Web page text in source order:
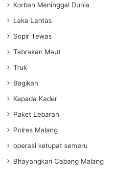
Korban Meninggal Dunia
Laka Lantas
Sopir Tewas
Tabrakan Maut
Truk
Bagikan
Kepada Kader
Paket Lebaran
Polres Malang
operasi ketupat semeru
Bhayangkari Cabang Malang